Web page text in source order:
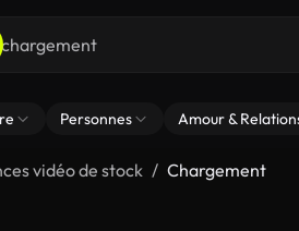
Personnes Amour &
vidéo de stock Chargement